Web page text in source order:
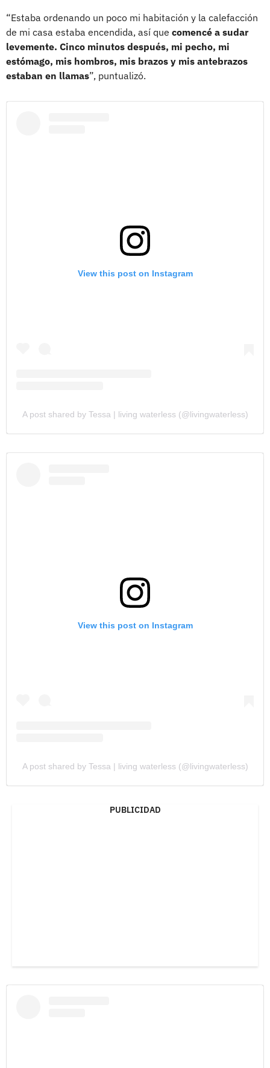
“Estaba ordenando un poco mi habitación y la calefacción
de mi casa estaba encendida, así que comencé a sudar
levemente. Cinco minutos después, mi pecho, mi
estómago, mis hombros, mis brazos y mis antebrazos
estaban en llamas”, puntualizó.
View this post on Instagram
A post shared by Tessa | living waterless (@livingwaterless)
View this post on Instagram
A post shared by Tessa | living waterless (@livingwaterless)
PUBLICIDAD